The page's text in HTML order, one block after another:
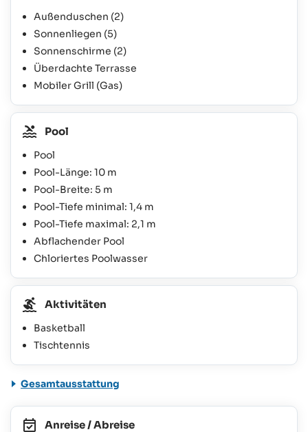
Außenduschen (2)
Sonnenliegen (5)
Sonnenschirme (2)
Überdachte Terrasse
Mobiler Grill (Gas)
Pool
Pool
Pool-Länge: 10 m
Pool-Breite: 5 m
Pool-Tiefe minimal: 1,4 m
Pool-Tiefe maximal: 2,1 m
Abflachender Pool
Chloriertes Poolwasser
Aktivitäten
Basketball
Tischtennis
Gesamtausstattung
Anreise / Abreise